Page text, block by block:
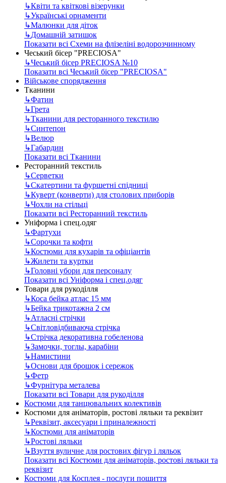
↳Квіти та квіткові візерунки
↳Українські орнаменти
↳Малюнки для діток
↳Домашній затишок
Показати всі Схеми на флізеліні водорозчинному
Чеський бісер "PRECIOSA"
↳Чеський бісер PRECIOSA №10
Показати всі Чеський бісер "PRECIOSA"
Військове спорядження
Тканини
↳Фатин
↳Грета
↳Тканини для ресторанного текстилю
↳Синтепон
↳Велюр
↳Габардин
Показати всі Тканини
Ресторанний текстиль
↳Серветки
↳Скатертини та фуршетні спідниці
↳Куверт (конверти) для столових приборів
↳Чохли на стільці
Показати всі Ресторанний текстиль
Уніформа і спец.одяг
↳Фартухи
↳Сорочки та кофти
↳Костюми для кухарів та офіціантів
↳Жилети та куртки
↳Головні убори для персоналу
Показати всі Уніформа і спец.одяг
Товари для рукоділля
↳Коса бейка атлас 15 мм
↳Бейка трикотажна 2 см
↳Атласні стрічки
↳Світловідбиваюча стрічка
↳Стрічка декоративна гобеленова
↳Замочки, тоглы, карабіни
↳Намистини
↳Основи для брошок і сережок
↳Фетр
↳Фурнітура металева
Показати всі Товари для рукоділля
Костюми для танцювальних колективів
Костюми для аніматорів, ростові ляльки та реквізит
↳Реквізит, аксесуари і приналежності
↳Костюми для аніматорів
↳Ростові ляльки
↳Взуття вуличне для ростових фігур і ляльок
Показати всі Костюми для аніматорів, ростові ляльки та
реквізит
Костюми для Косплея - послуги пошиття